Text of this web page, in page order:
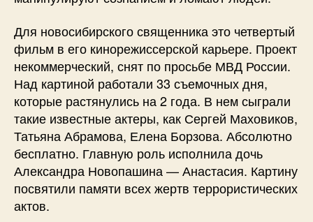
Для новосибирского священника это четвертый
фильм в его кинорежиссерской карьере. Проект
некоммерческий, снят по просьбе МВД России.
Над картиной работали 33 съемочных дня,
которые растянулись на 2 года. В нем сыграли
такие известные актеры, как Сергей Маховиков,
Татьяна Абрамова, Елена Борзова. Абсолютно
бесплатно. Главную роль исполнила дочь
Александра Новопашина — Анастасия. Картину
посвятили памяти всех жертв террористических
актов.